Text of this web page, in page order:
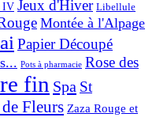
IV Jeux d'Hiver Libellule
Montée à l'Alpage
Papier Découpé
Pots à pharmacie Rose des
fin Spa St
Fleurs Zaza Rouge et